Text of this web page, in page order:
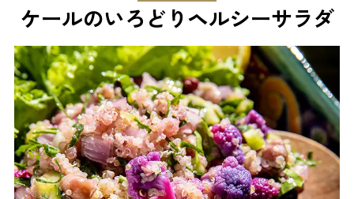
ケールのいろどりヘルシーサラダ